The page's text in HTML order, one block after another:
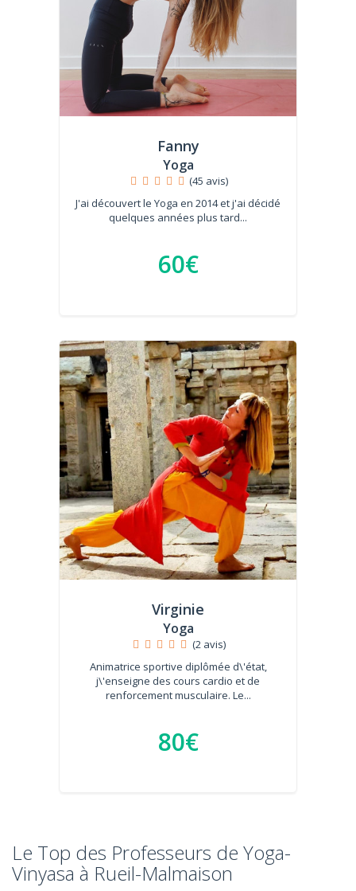
Fanny
Yoga
(45 avis)
J'ai découvert le Yoga en 2014 et j'ai décidé
quelques années plus tard...
60€
Virginie
Yoga
(2 avis)
Animatrice sportive diplômée d\'état,
j\'enseigne des cours cardio et de
renforcement musculaire. Le...
80€
Le Top des Professeurs de Yoga-
Vinyasa à Rueil-Malmaison